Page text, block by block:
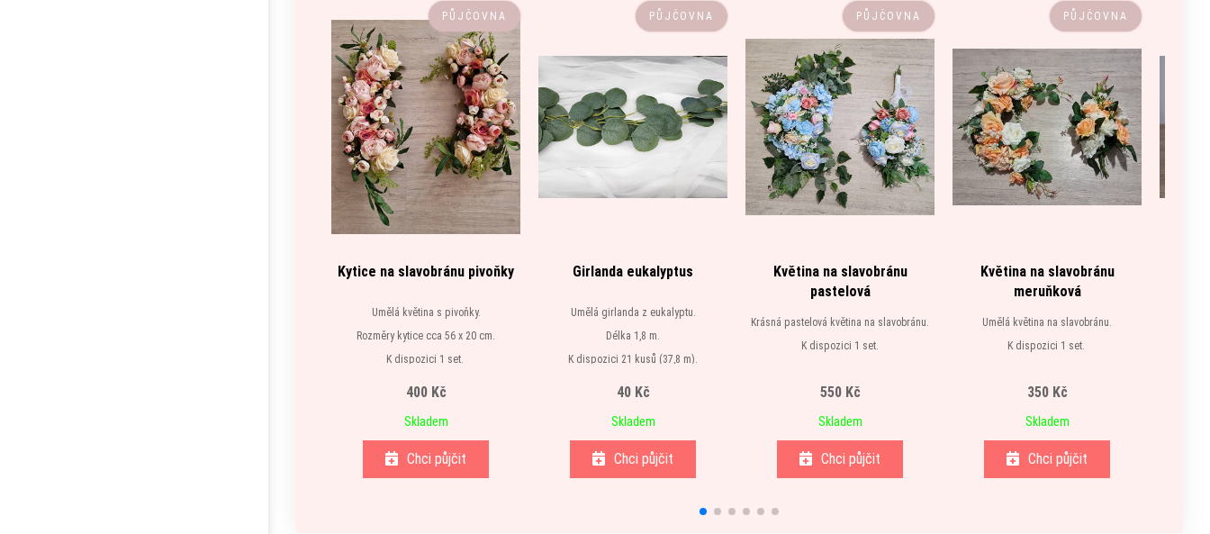
PŮJČOVNA
Kytice na slavobránu pivoňky
Umělá květina s pivoňky.
Rozměry kytice cca 56 x 20 cm.
K dispozici 1 set.
400 Kč
Skladem
Chci půjčit
PŮJČOVNA
Girlanda eukalyptus
Umělá girlanda z eukalyptu.
Délka 1,8 m.
K dispozici 21 kusů (37,8 m).
40 Kč
Skladem
Chci půjčit
PŮJČOVNA
Květina na slavobránu
pastelová
Krásná pastelová květina na slavobránu.
K dispozici 1 set.
550 Kč
Skladem
Chci půjčit
PŮJČOVNA
Květina na slavobránu
meruňková
Umělá květina na slavobránu.
K dispozici 1 set.
350 Kč
Skladem
Chci půjčit